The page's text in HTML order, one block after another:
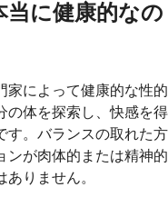
に健康的なの
家によって健康的な性的
の体を探索し、快感を得
す。バランスの取れた方
ンが肉体的または精神的
りません。